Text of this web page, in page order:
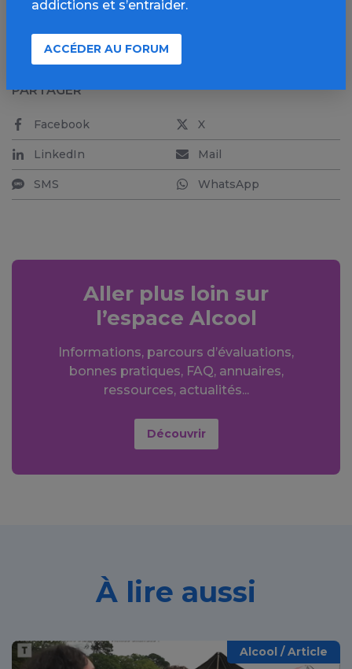
PARTAGER
Facebook X
LinkedIn Mail
SMS WhatsApp
Aller plus loin sur
l’espace Alcool
Informations, parcours d’évaluations,
bonnes pratiques, FAQ, annuaires,
ressources, actualités...
Découvrir
À lire aussi
Alcool / Article
addictions et s’entraider.
ACCÉDER AU FORUM